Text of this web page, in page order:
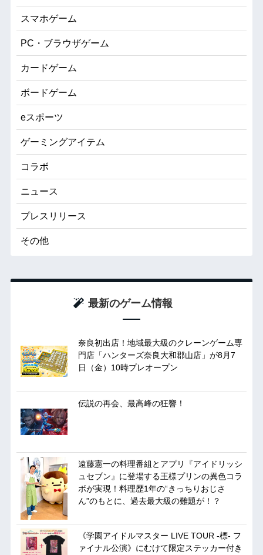
スマホゲーム
PC・ブラウザゲーム
カードゲーム
ボードゲーム
eスポーツ
ゲーミングアイテム
コラボ
ニュース
プレスリリース
その他
最新のゲーム情報
奈良初出店！地域最大級のクレーンゲーム専
門店「ハンターズ奈良大和郡山店」が8月7
日（金）10時プレオープン
伝説の再会、最高峰の狂響！
遠藤憲一の料理番組とアプリ『アイドリッシ
ュセブン』に登場する王様プリンの異色コラ
ボが実現！料理歴1年の“きっちりおじさ
ん”のもとに、過去最大級の難題が！？
《学園アイドルマスター LIVE TOUR -標- フ
ァイナル公演》にむけて限定ステッカー付き